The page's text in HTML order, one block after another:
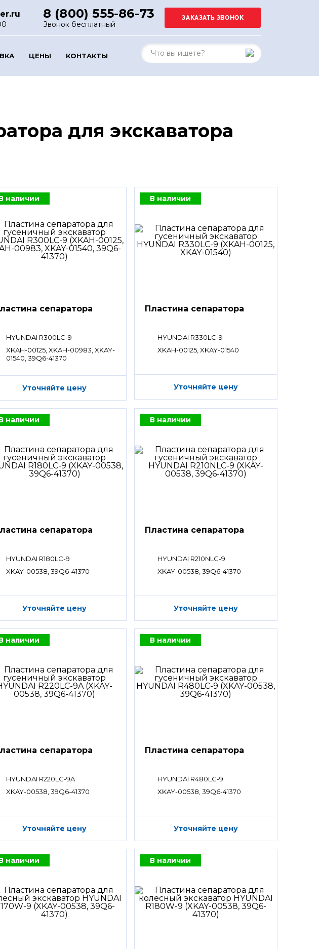
8 (800) 555-86-73
Звонок бесплатный
ЦЕНЫ КОНТАКТЫ
для экскаватора
наличии
сепаратора
HYUNDAI R300LC-9
XKAH-00125, XKAH-00983, XKAY-
01540, 39Q6-41370
Уточняйте цену
В наличии
Пластина сепаратора
HYUNDAI R330LC-9
XKAH-00125, XKAY-01540
Уточняйте цену
наличии
сепаратора
HYUNDAI R180LC-9
XKAY-00538, 39Q6-41370
Уточняйте цену
В наличии
Пластина сепаратора
HYUNDAI R210NLC-9
XKAY-00538, 39Q6-41370
Уточняйте цену
наличии
сепаратора
HYUNDAI R220LC-9A
XKAY-00538, 39Q6-41370
Уточняйте цену
В наличии
Пластина сепаратора
HYUNDAI R480LC-9
XKAY-00538, 39Q6-41370
Уточняйте цену
наличии В наличии